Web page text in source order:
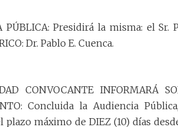
PÚBLICA: Presidirá la misma: el
Dr. Pablo E. Cuenca.
CONVOCANTE INFORMARÁ
Concluida la Audiencia
plazo máximo de DIEZ (10) días